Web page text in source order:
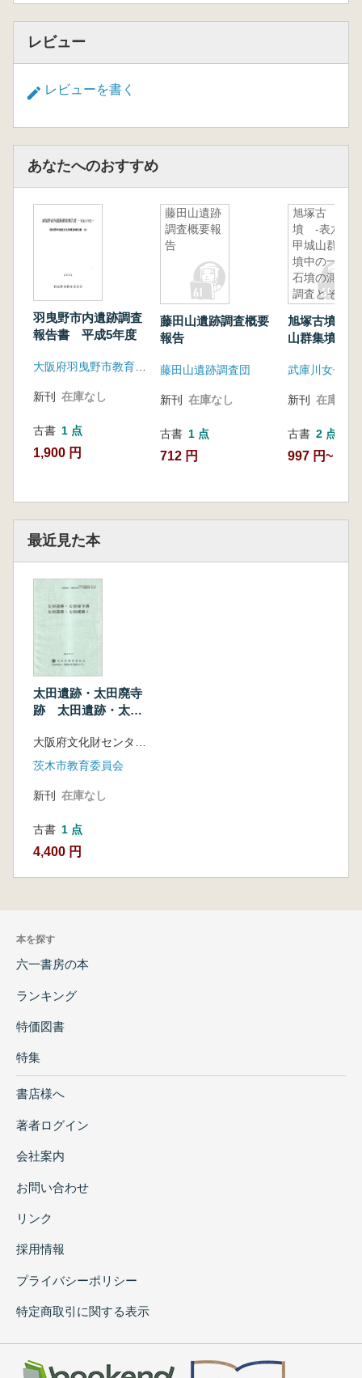
レビュー
レビューを書く
あなたへのおすすめ
羽曳野市内遺跡調査
報告書 平成5年度
大阪府羽曳野市教育委員会
新刊 在庫なし
古書 1 点
1,900 円
藤田山遺跡
調査概要報
告
藤田山遺跡調査概要
報告
藤田山遺跡調査団
新刊 在庫なし
古書 1 点
712 円
旭塚古
墳 -表六
甲城山群集
墳中の一巨
石墳の測量
調査とその
旭塚古墳 -
山群集墳中
考証-
新刊 在庫なし
古書 2 点
997 円~
最近見た本
太田遺跡・太田廃寺
跡 太田遺跡・太田
茨木市教育委員会
新刊 在庫なし
古書 1 点
4,400 円
本を探す
六一書房の本
ランキング
特価図書
特集
書店様へ
著者ログイン
会社案内
お問い合わせ
リンク
採用情報
プライバシーポリシー
特定商取引に関する表示